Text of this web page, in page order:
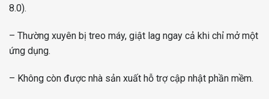
8.0).
– Thường xuyên bị treo máy, giật lag ngay cả khi chỉ mở một
ứng dụng.
– Không còn được nhà sản xuất hỗ trợ cập nhật phần mềm.